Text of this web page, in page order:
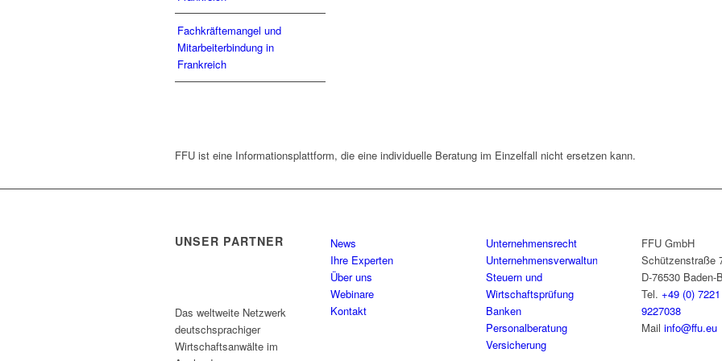
Fachkräftemangel und
Mitarbeiterbindung in
Frankreich
FFU ist eine Informationsplattform, die eine individuelle Beratung im Einzelfall nicht ersetzen kann.
UNSER PARTNER
Das weltweite Netzwerk
deutschsprachiger
Wirtschaftsanwälte im
News
Ihre Experten
Über uns
Webinare
Kontakt
Unternehmensrecht
Unternehmensverwaltung
Steuern und
Wirtschaftsprüfung
Banken
Personalberatung
Versicherung
FFU GmbH
Schützenstraße
D-76530 Baden-
Tel. +49 (0) 7221
9227038
Mail info@ffu.eu